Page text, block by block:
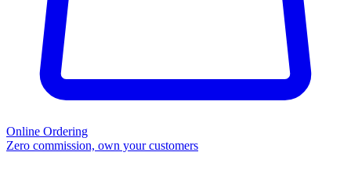
Online Ordering
Zero commission, own your customers